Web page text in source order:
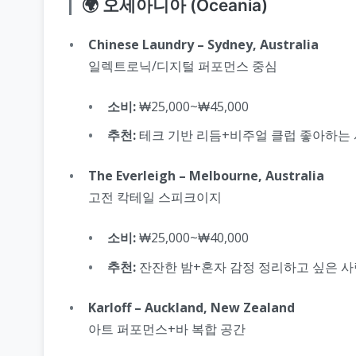
🌍 오세아니아 (Oceania)
Chinese Laundry – Sydney, Australia
일렉트로닉/디지털 퍼포먼스 중심
소비:₩25,000~₩45,000
추천:테크 기반 리듬+비주얼 클럽 좋아하는
The Everleigh – Melbourne, Australia
고전 칵테일 스피크이지
소비:₩25,000~₩40,000
추천: 잔잔한 밤+혼자 감정 정리하고 싶은
Karloff – Auckland, New Zealand
아트 퍼포먼스+바 복합 공간